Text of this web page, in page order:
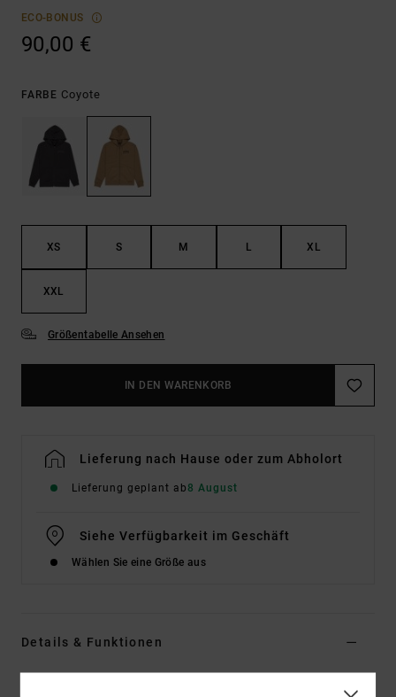
ECO-BONUS
90,00 €
FARBE Coyote
XS S M L XL
XXL
Größentabelle Ansehen
IN DEN WARENKORB
Lieferung nach Hause oder zum Abholort
Lieferung geplant ab8 August
Siehe Verfügbarkeit im Geschäft
Wählen Sie eine Größe aus
Details & Funktionen